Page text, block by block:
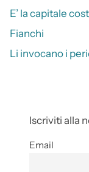
E’ la capitale
Fianchi
Li invocano i
Iscriviti alla
Email